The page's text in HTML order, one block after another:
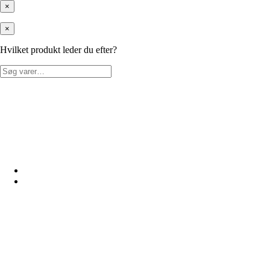
×
×
Hvilket produkt leder du efter?
Søg
efter: